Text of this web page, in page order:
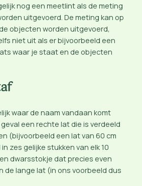
nog een meetlint als de meting
uitgevoerd. De meting kan op
objecten worden uitgevoerd,
niet uit als er bijvoorbeeld een
waar je staat en de objecten
waar de naam vandaan komt
een rechte lat die is verdeeld
(bijvoorbeeld een lat van 60 cm
zes gelijke stukken van elk 10
dwarsstokje dat precies even
de lange lat (in ons voorbeeld dus